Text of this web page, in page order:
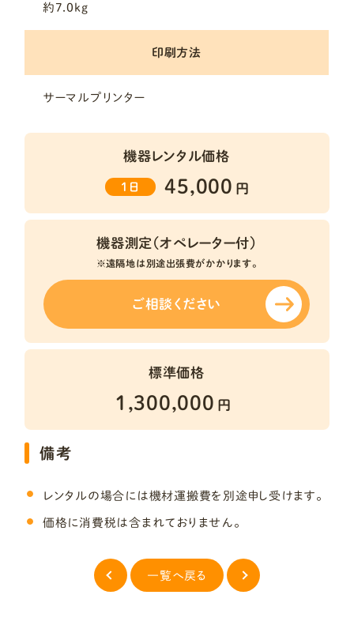
約7.0kg
印刷方法
サーマルプリンター
機器レンタル価格
1日 45,000 円
機器測定（オペレーター付）
※遠隔地は別途出張費がかかります。
ご相談ください
標準価格
1,300,000 円
備考
レンタルの場合には機材運搬費を別途申し受けます。
価格に消費税は含まれておりません。
一覧へ戻る